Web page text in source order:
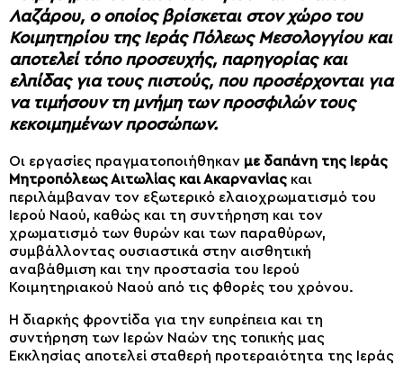
Λαζάρου, ο οποίος βρίσκεται στον χώρο του
Κοιμητηρίου της Ιεράς Πόλεως Μεσολογγίου και
αποτελεί τόπο προσευχής, παρηγορίας και
ελπίδας για τους πιστούς, που προσέρχονται για
να τιμήσουν τη μνήμη των προσφιλών τους
κεκοιμημένων προσώπων.
Οι εργασίες πραγματοποιήθηκαν με δαπάνη της Ιεράς
Μητροπόλεως Αιτωλίας και Ακαρνανίας και
περιλάμβαναν τον εξωτερικό ελαιοχρωματισμό του
Ιερού Ναού, καθώς και τη συντήρηση και τον
χρωματισμό των θυρών και των παραθύρων,
συμβάλλοντας ουσιαστικά στην αισθητική
αναβάθμιση και την προστασία του Ιερού
Κοιμητηριακού Ναού από τις φθορές του χρόνου.
Η διαρκής φροντίδα για την ευπρέπεια και τη
συντήρηση των Ιερών Ναών της τοπικής μας
Εκκλησίας αποτελεί σταθερή προτεραιότητα της Ιεράς